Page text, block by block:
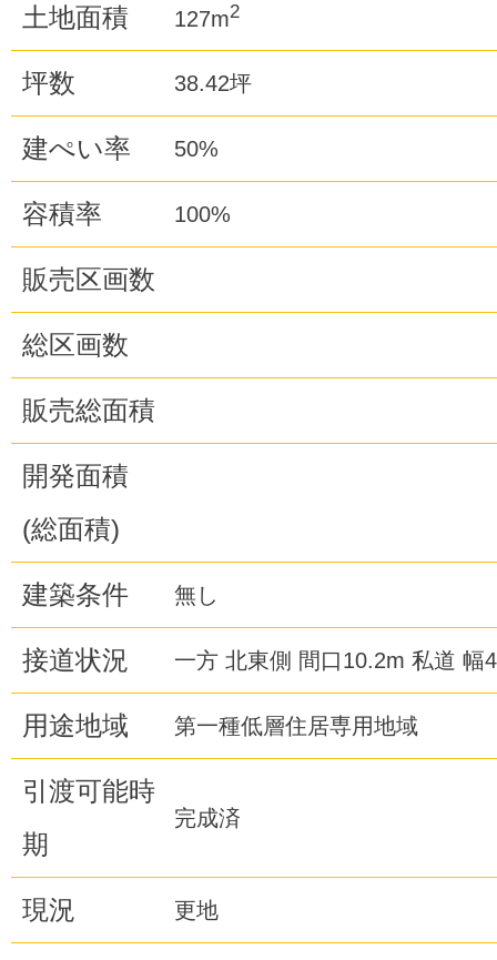
土地面積 127m2
坪数 38.42坪
建ぺい率 50%
容積率 100%
販売区画数
総区画数
販売総面積
開発面積
(総面積)
建築条件 無し
接道状況 一方 北東側 間口10.2m 私道 幅
用途地域 第一種低層住居専用地域
引渡可能時
期
完成済
現況 更地